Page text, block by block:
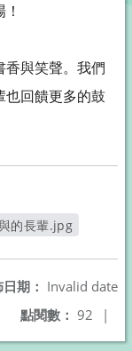
香與笑聲。我們
也回饋更多的鼓
的長輩.jpg
期： Invalid date
點閱數： 92 |